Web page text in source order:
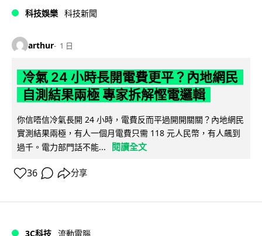
科技娛樂 科技新聞
arthur 1 日
冷氣 24 小時長開電費更平？內地網民
自測結果兩極 專家拆解慳電邏輯
你信唔信冷氣長開 24 小時，電費反而平過開開關關？內地網民
實測結果兩極，有人一個月電費只需 118 元人民幣，有人飆到
過千。電力部門話不能...
閱讀全文
36 分享
3C科技 流動電腦